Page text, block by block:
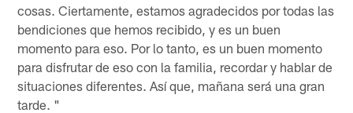
cosas. Ciertamente, estamos agradecidos por todas las
bendiciones que hemos recibido, y es un buen
momento para eso. Por lo tanto, es un buen momento
para disfrutar de eso con la familia, recordar y hablar de
situaciones diferentes. Así que, mañana será una gran
tarde. "